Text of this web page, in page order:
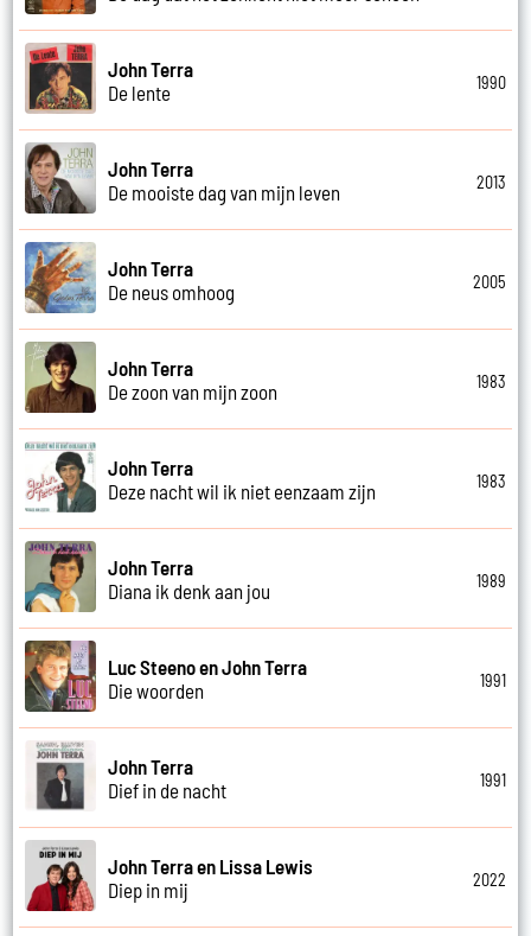
John Terra
De lente
1990
John Terra
De mooiste dag van mijn leven
2013
John Terra
De neus omhoog
2005
John Terra
De zoon van mijn zoon
1983
John Terra
Deze nacht wil ik niet eenzaam zijn
1983
John Terra
Diana ik denk aan jou
1989
Luc Steeno en John Terra
Die woorden
1991
John Terra
Dief in de nacht
1991
John Terra en Lissa Lewis
Diep in mij
2022